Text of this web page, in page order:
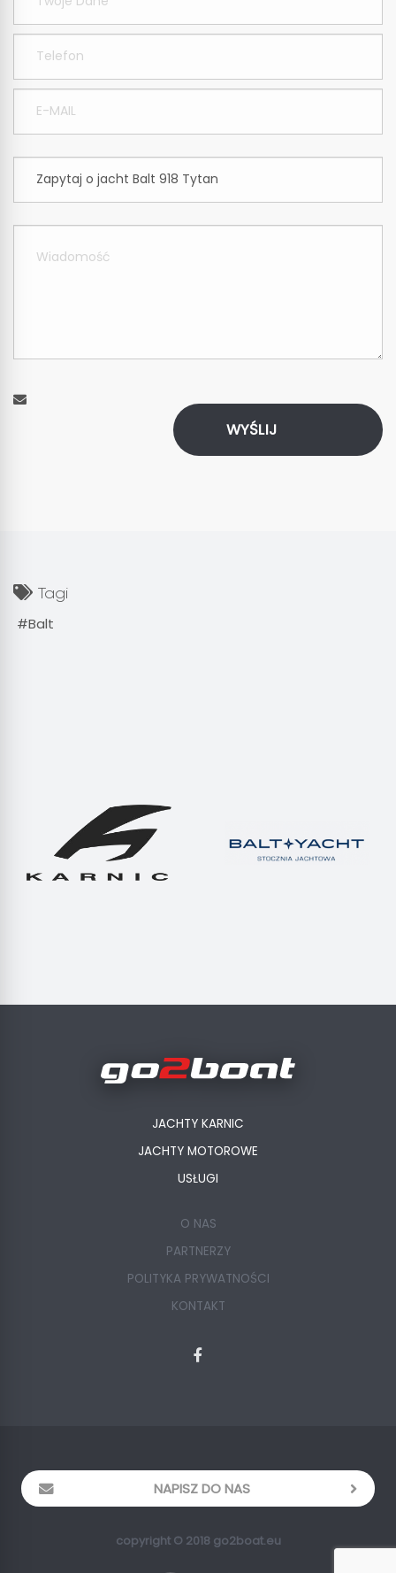
WYŚLIJ
Tagi
Balt
JACHTY KARNIC
JACHTY MOTOROWE
USŁUGI
O NAS
PARTNERZY
POLITYKA PRYWATNOŚCI
KONTAKT
NAPISZ DO NAS
copyright © 2018 go2boat.eu